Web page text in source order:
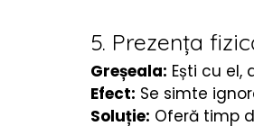
5. Prezența
Greșeala: Ești cu
Efect: Se simte
Soluție: Oferă timp